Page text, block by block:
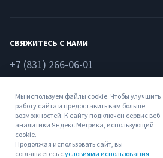
СВЯЖИТЕСЬ С НАМИ
+7 (831) 266-06-01
ООО "ЭнергоПромСервис-НН"
ИНН: 5261041280
mail@motornn.ru
Мы используем файлы cookie. Чтобы улучшить
работу сайта и предоставить вам больше
возможностей. К сайту подключен сервис веб-
аналитики Яндекс Метрика, использующий
cookie.
Продолжая использовать сайт, вы
соглашаетесь сусловиями использования